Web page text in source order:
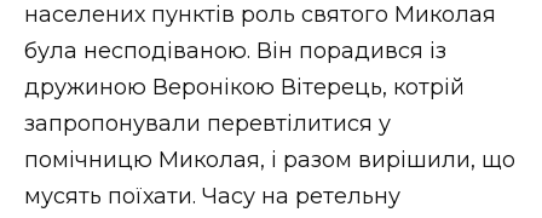
населених пунктів роль святого Миколая
була несподіваною. Він порадився із
дружиною Веронікою Вітерець, котрій
запропонували перевтілитися у
помічницю Миколая, і разом вирішили, що
мусять поїхати. Часу на ретельну